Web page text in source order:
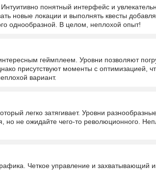
понятный интерфейс и
новые локации и выполнять квесты
однообразной. В целом, неплохой опыт!
геймплеем. Уровни позволяют
присутствуют моменты с оптимизацией,
вариант.
легко затягивает. Уровни
не ожидайте чего-то революционного.
Четкое управление и захватывающий